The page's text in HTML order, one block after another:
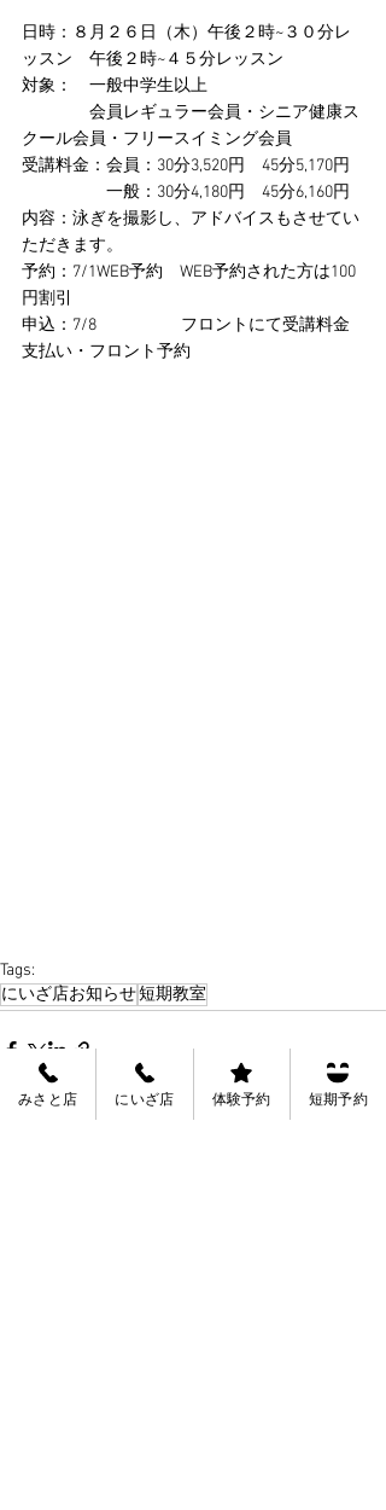
日時：８月２６日（木）午後２時~３０分レ
ッスン　午後２時~４５分レッスン
対象：　一般中学生以上
会員レギュラー会員・シニア健康ス
クール会員・フリースイミング会員
受講料金：会員：30分3,520円　45分5,170円
一般：30分4,180円　45分6,160円
内容：泳ぎを撮影し、アドバイスもさせてい
ただきます。
予約：7/1WEB予約　WEB予約された方は100
円割引
申込：7/8　　　　　フロントにて受講料金
支払い・フロント予約
Tags:
にいざ店お知らせ短期教室
みさと店 にいざ店 体験予約 短期予約